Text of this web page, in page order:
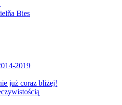
Bies
2019
już coraz bliżej!